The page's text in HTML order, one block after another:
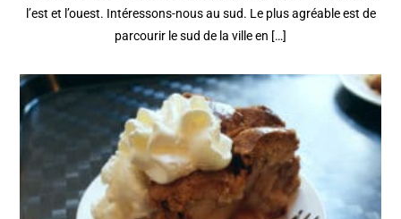
l’est et l’ouest. Intéressons-nous au sud. Le plus agréable est de
parcourir le sud de la ville en […]